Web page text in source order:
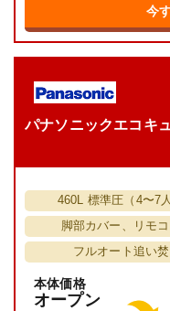
今
パナソニックエコキ
460L 標準圧（4〜7
脚部カバー、リモ
フルオート追い焚
本体価格
オープン